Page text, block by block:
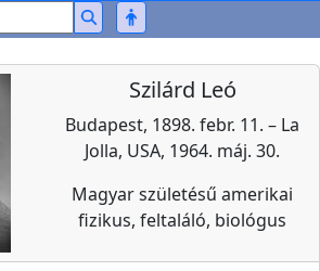
Szilárd Leó
Budapest, 1898. febr. 11. – La
Jolla, USA, 1964. máj. 30.
Magyar születésű amerikai
fizikus, feltaláló, biológus